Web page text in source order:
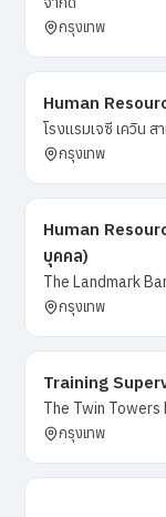
กรุงเทพ
Human
โรงแรมเจซี เควิน ส
กรุงเทพ
Human
บุคคล)
The Landmark
กรุงเทพ
Training
The Twin
กรุงเทพ